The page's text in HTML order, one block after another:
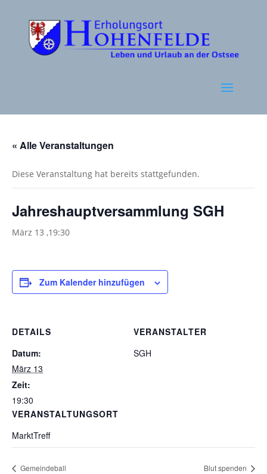
« Alle Veranstaltungen
Diese Veranstaltung hat bereits stattgefunden.
Jahreshauptversammlung SGH
März 13 ,19:30
Zum Kalender hinzufügen
DETAILS
Datum:
März 13
Zeit:
19:30
VERANSTALTUNGSORT
MarktTreff
VERANSTALTER
SGH
Gemeindeball Blut spenden